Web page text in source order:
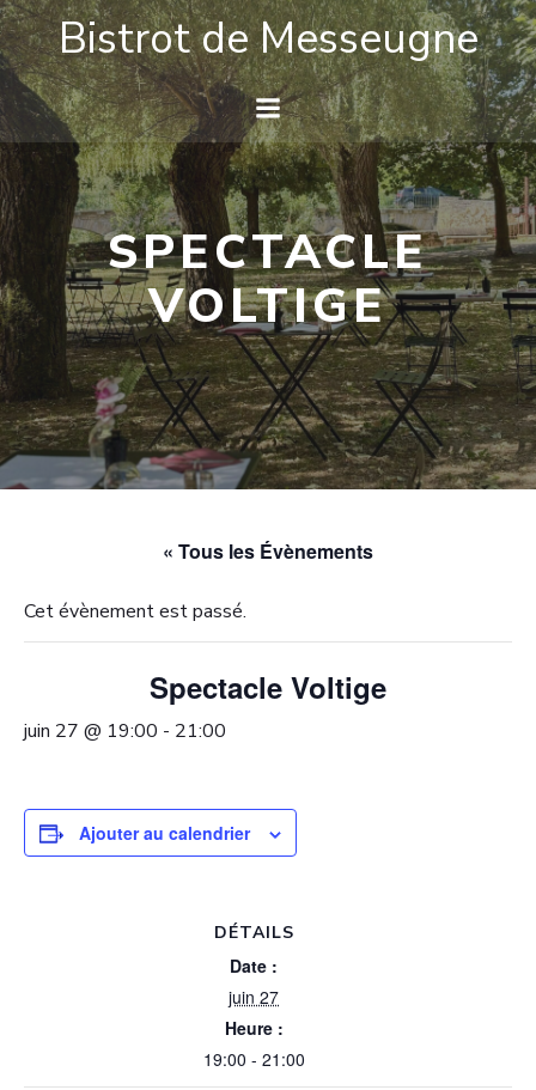
Aller
au
contenu
Bistrot de Messeugne
SPECTACLE
VOLTIGE
« Tous les Évènements
Cet évènement est passé.
Spectacle Voltige
juin 27 @ 19:00 - 21:00
Ajouter au calendrier
DÉTAILS
Date :
juin 27
Heure :
19:00 - 21:00